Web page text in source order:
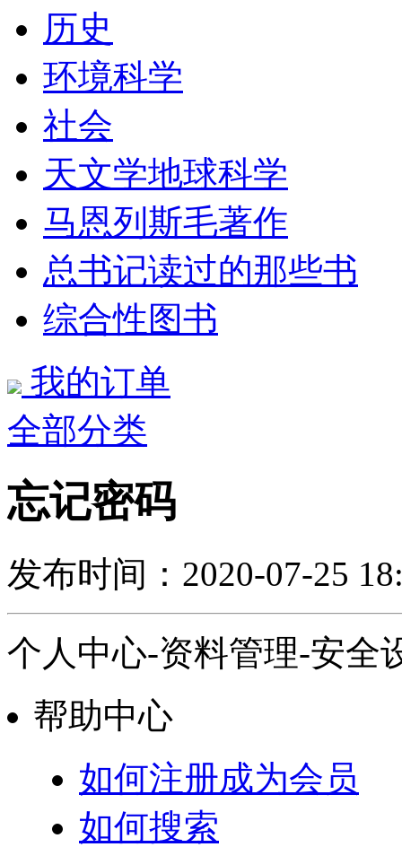
历史
环境科学
社会
天文学地球科学
马恩列斯毛著作
总书记读过的那些书
综合性图书
我的订单
全部分类
忘记密码
发布时间：2020-07-25
个人中心-资料管理-安全
帮助中心
如何注册成为会员
如何搜索